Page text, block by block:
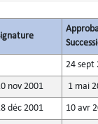
24 sept
nov 2001 1 mai
déc 2001 10 avr